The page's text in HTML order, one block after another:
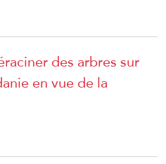
des arbres sur
en vue de la